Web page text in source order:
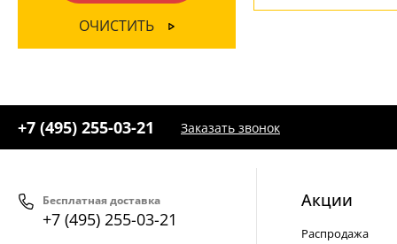
+7 (495) 255-03-21- бесплатная доставка
Янтарный(1)
ОЧИСТИТЬ
+7 (495) 255-03-21 Заказать звонок
Бесплатная доставка
+7 (495) 255-03-21
Акции
Распродажа